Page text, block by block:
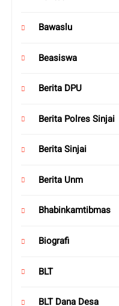
Bawaslu
Beasiswa
Berita DPU
Berita Polres Sinjai
Berita Sinjai
Berita Unm
Bhabinkamtibmas
Biografi
BLT
BLT Dana Desa